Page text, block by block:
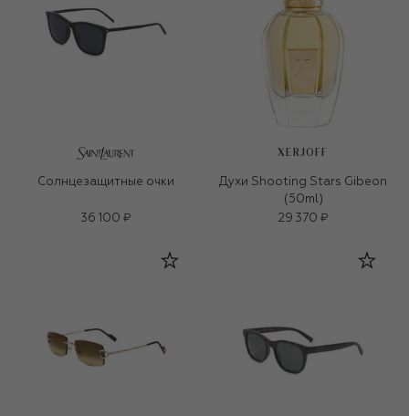
Солнцезащитные очки
36 100 ₽
XERJOFF
Духи Shooting Stars Gibeon
(50ml)
29 370 ₽